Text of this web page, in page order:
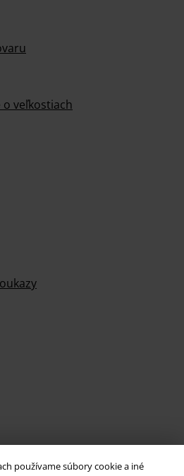
používame súbory cookie a iné
veľkostiach